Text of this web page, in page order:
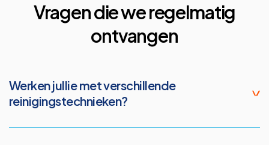
Vragen die we regelmatig
ontvangen
Werken jullie met verschillende
reinigingstechnieken?